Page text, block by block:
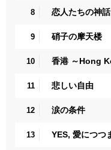
8 恋人たちの神話
9 硝子の摩天楼
10 香港 ～Hong
11 悲しい自由
12 涙の条件
13 YES, 愛につつ